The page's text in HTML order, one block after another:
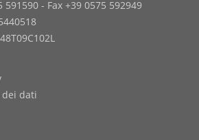
591590 - Fax +39 0575 592949
dati